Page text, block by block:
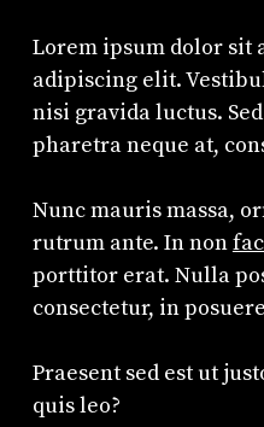
Lorem ipsum dolor sit
adipiscing elit.
nisi gravida luctus.
pharetra neque at,
Nunc mauris massa,
rutrum ante. In non
porttitor erat. Nulla
consectetur, in
Praesent sed est ut
quis leo?